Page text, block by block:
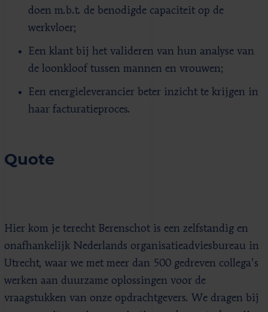
doen m.b.t. de benodigde capaciteit op de
werkvloer;
Een klant bij het valideren van hun analyse van
de loonkloof tussen mannen en vrouwen;
Een energieleverancier beter inzicht te krijgen in
haar facturatieproces.
Quote
Hier kom je terecht Berenschot is een zelfstandig en
onafhankelijk Nederlands organisatieadviesbureau in
Utrecht, waar we met meer dan 500 gedreven collega’s
werken aan duurzame oplossingen voor de
vraagstukken van onze opdrachtgevers. We dragen bij